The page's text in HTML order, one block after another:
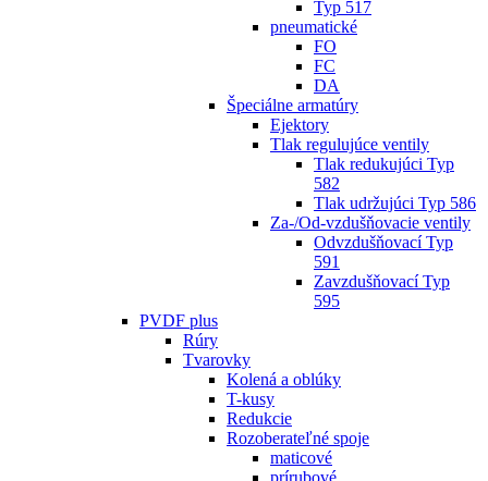
Typ 517
pneumatické
FO
FC
DA
Špeciálne armatúry
Ejektory
Tlak regulujúce ventily
Tlak redukujúci Typ
582
Tlak udržujúci Typ 586
Za-/Od-vzdušňovacie ventily
Odvzdušňovací Typ
591
Zavzdušňovací Typ
595
PVDF plus
Rúry
Tvarovky
Kolená a oblúky
T-kusy
Redukcie
Rozoberateľné spoje
maticové
prírubové